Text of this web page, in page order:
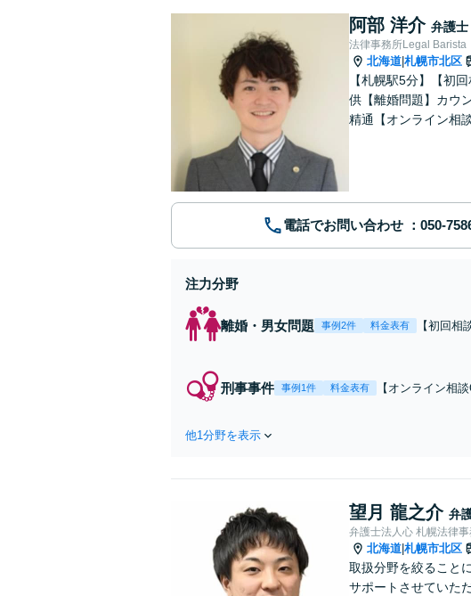
阿部 洋介 弁護士
法律事務所Legal Barista
北海道 札幌市北区
【札幌駅5分】【初
供【離婚問題】カウ
精通【オンライン相談
電話でお問い合わせ
注力分野
離婚・男女問題 事例2件 料金表有
【初回
刑事事件 事例1件 料金表有
【オンライン相
他1分野を表示
望月 龍之介 弁
弁護士法人心 札幌法律
北海道 札幌市北区
取扱分野を絞ること
サポートさせていた